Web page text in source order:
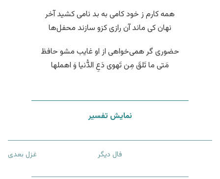
همه کارم ز خود کامی به بد نامی کشید آخر
نهان کی ماند آن رازی کزو سازند محفل‌ها
حضوری گر همی‌خواهی از او غایب مشو حافظ
مَتی ما تَلقَ مِن تَهوی دَعِ الدُّنیا وَ اهملها
نمایش تفسیر
فال دیگر غزل بعدی